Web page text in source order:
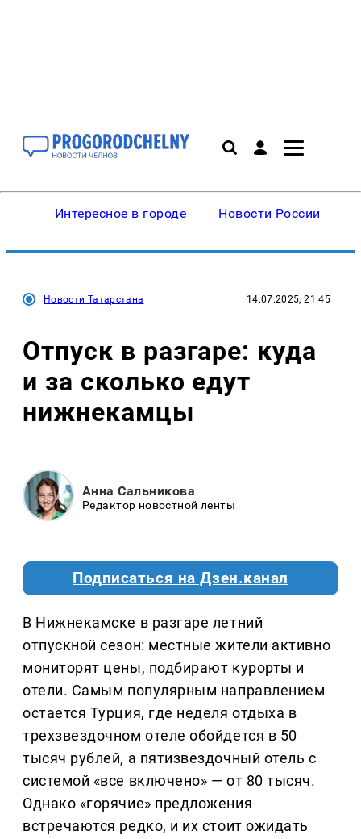
Интересное в городе Новости России
Новости Татарстана 14.07.2025, 21:45
Отпуск в разгаре: куда
и за сколько едут
нижнекамцы
Анна Сальникова
Редактор новостной ленты
Подписаться на Дзен.канал
В Нижнекамске в разгаре летний
отпускной сезон: местные жители активно
мониторят цены, подбирают курорты и
отели. Самым популярным направлением
остается Турция, где неделя отдыха в
трехзвездочном отеле обойдется в 50
тысяч рублей, а пятизвездочный отель с
системой «все включено» — от 80 тысяч.
Однако «горячие» предложения
встречаются редко, и их стоит ожидать